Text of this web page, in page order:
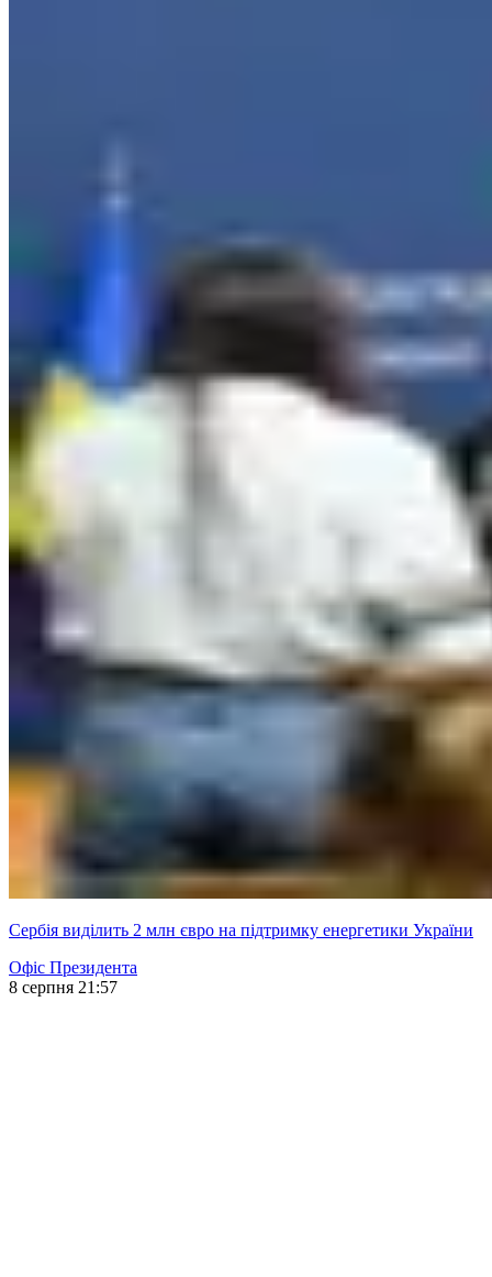
Сербія виділить 2 млн євро на підтримку енергетики України
Офіс Президента
8 серпня 21:57